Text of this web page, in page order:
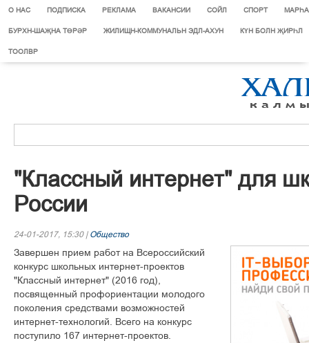
О НАС ПОДПИСКА РЕКЛАМА ВАКАНСИИ СОЙЛ СПОРТ
БУРХН-ШАҖНА ТӨРӘР ЖИЛИЩН-КОММУНАЛЬН ЭДЛ-АХУН КҮН БОЛН ҖИРҺЛ
ТООЛВР
"Êëàññíûé èíòåðíåò" äëÿ
Ðîññèè
24-01-2017, 15:30 | Общество
Çàâåðøåí ïðèåì ðàáîò íà Âñåðîññèéñêèé
êîíêóðñ øêîëüíûõ èíòåðíåò-ïðîåêòîâ
"Êëàññíûé èíòåðíåò" (2016 ãîä),
ïîñâÿùåííûé ïðîôîðèåíòàöèè ìîëîäîãî
ïîêîëåíèÿ ñðåäñòâàìè âîçìîæíîñòåé
èíòåðíåò-òåõíîëîãèé. Âñåãî íà êîíêóðñ
ïîñòóïèëî 167 èíòåðíåò-ïðîåêòîâ.